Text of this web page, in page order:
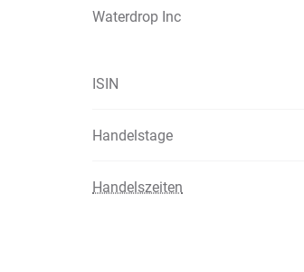
Waterdrop Inc
ISIN
Handelstage
Handelszeiten